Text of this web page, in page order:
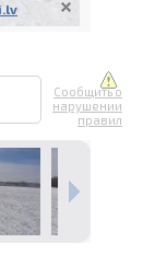
Сообщить о
нарушении
правил